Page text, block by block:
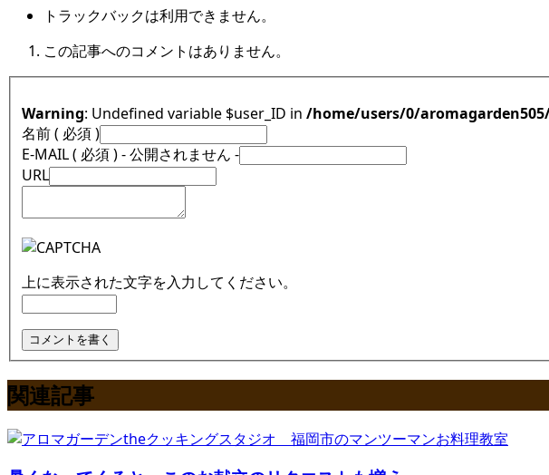
トラックバックは利用できません。
この記事へのコメントはありません。
Warning : Undefined variable $user_ID in /home/users/0/
名前 ( 必須 )
E-MAIL ( 必須 ) - 公開されません -
URL
上に表示された文字を入力してください。
関連記事